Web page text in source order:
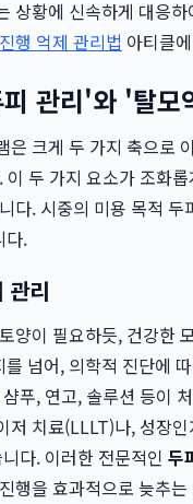
상황에 신속하게 대응
행 억제 관리법 아티클
관리'와 '탈모
은 크게 두 가지 축으로
두 가지 요소가 조화
다. 시중의 미용 목적
다.
관리
양이 필요하듯, 건강한
넘어, 의학적 진단에
푸, 연고, 솔루션 등이
저 치료(LLLT)나, 성장
다. 이러한 전문적인 두
행을 효과적으로 늦추